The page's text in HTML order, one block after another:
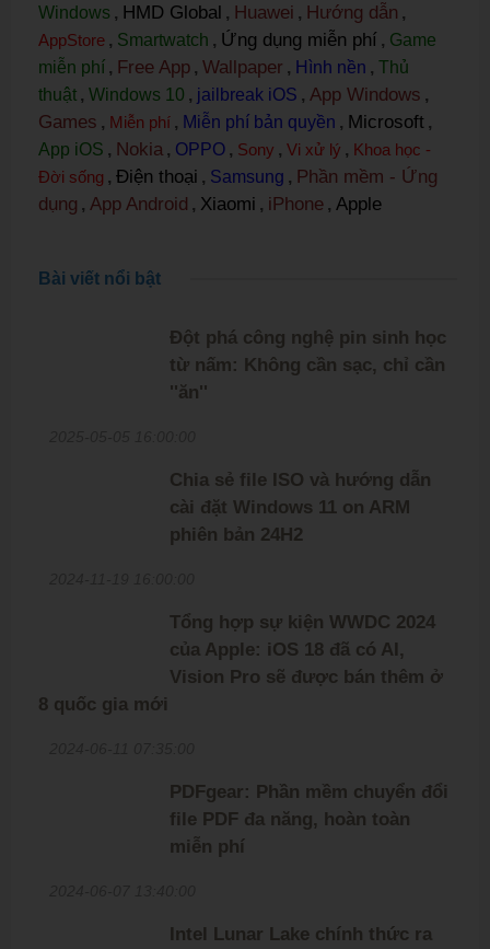
Windows , HMD Global , Huawei , Hướng dẫn ,
AppStore , Smartwatch , Ứng dụng miễn phí , Game
miễn phí , Free App , Wallpaper , Hình nền , Thủ
thuật , Windows 10 , jailbreak iOS , App Windows ,
Games , Miễn phí , Miễn phí bản quyền , Microsoft ,
App iOS , Nokia , OPPO , Sony , Vi xử lý , Khoa học -
Đời sống , Điện thoại , Samsung , Phần mềm - Ứng
dụng , App Android , Xiaomi , iPhone , Apple
Bài viết nổi bật
Đột phá công nghệ pin sinh học
từ nấm: Không cần sạc, chỉ cần
''ăn''
Chia sẻ file ISO và hướng dẫn
cài đặt Windows 11 on ARM
phiên bản 24H2
Tổng hợp sự kiện WWDC 2024
của Apple: iOS 18 đã có AI,
Vision Pro sẽ được bán thêm ở
8 quốc gia mới
PDFgear: Phần mềm chuyển đổi
file PDF đa năng, hoàn toàn
miễn phí
Intel Lunar Lake chính thức ra